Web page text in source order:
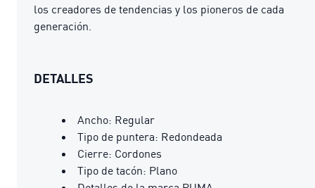
los creadores de tendencias y los pioneros de cada
generación.
DETALLES
Ancho: Regular
Tipo de puntera: Redondeada
Cierre: Cordones
Tipo de tacón: Plano